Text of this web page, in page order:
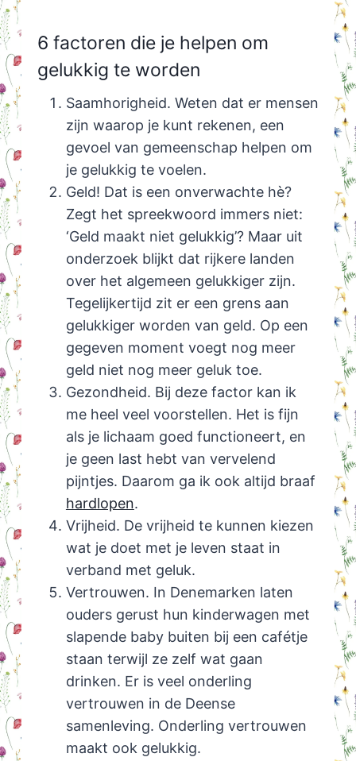
6 factoren die je helpen om
gelukkig te worden
Saamhorigheid. Weten dat er mensen
zijn waarop je kunt rekenen, een
gevoel van gemeenschap helpen om
je gelukkig te voelen.
Geld! Dat is een onverwachte hè?
Zegt het spreekwoord immers niet:
‘Geld maakt niet gelukkig’? Maar uit
onderzoek blijkt dat rijkere landen
over het algemeen gelukkiger zijn.
Tegelijkertijd zit er een grens aan
gelukkiger worden van geld. Op een
gegeven moment voegt nog meer
geld niet nog meer geluk toe.
Gezondheid. Bij deze factor kan ik
me heel veel voorstellen. Het is fijn
als je lichaam goed functioneert, en
je geen last hebt van vervelend
pijntjes. Daarom ga ik ook altijd braaf
hardlopen.
Vrijheid. De vrijheid te kunnen kiezen
wat je doet met je leven staat in
verband met geluk.
Vertrouwen. In Denemarken laten
ouders gerust hun kinderwagen met
slapende baby buiten bij een cafétje
staan terwijl ze zelf wat gaan
drinken. Er is veel onderling
vertrouwen in de Deense
samenleving. Onderling vertrouwen
maakt ook gelukkig.